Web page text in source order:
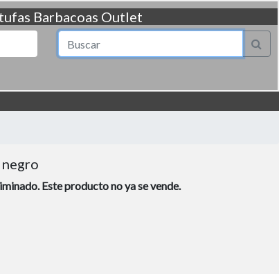
Barbacoas Outlet
Este producto no ya se vende.